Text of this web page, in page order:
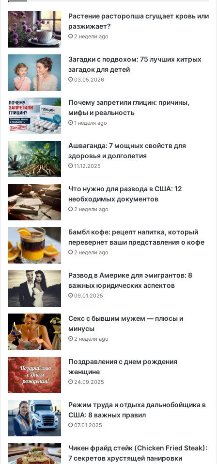
Растение расторопша сгущает кровь или
разжижает?
2 недели ago
Загадки с подвохом: 75 лучших хитрых
загадок для детей
03.05.2026
Почему запретили глицин: причины,
мифы и реальность
1 неделя ago
Ашваганда: 7 мощных свойств для
здоровья и долголетия
11.12.2025
Что нужно для развода в США: 12
необходимых документов
2 недели ago
Бамбл кофе: рецепт напитка, который
перевернет ваши представления о кофе
2 недели ago
Развод в Америке для эмигрантов: 8
важных юридических аспектов
09.01.2025
Секс с бывшим мужем — плюсы и
минусы
2 недели ago
Поздравления с днем рождения
женщине
24.09.2025
Режим труда и отдыха дальнобойщика в
США: 8 важных правил
07.01.2025
Чикен фрайд стейк (Chicken Fried Steak):
7 секретов хрустящей панировки